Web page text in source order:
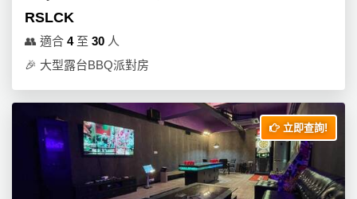
RSLCK
👥 適合 4至 30 人
🎉 大型露台BBQ派對房
立即查詢!